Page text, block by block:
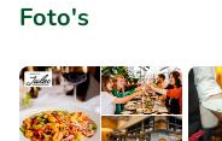
Foto's